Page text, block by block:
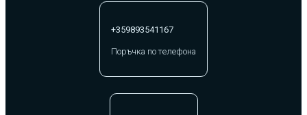
+359893541167
Поръчка по телефона